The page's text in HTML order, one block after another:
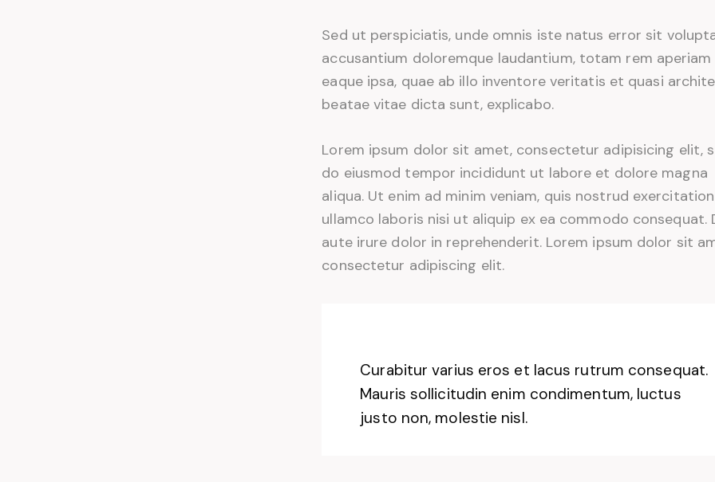
Sed ut perspiciatis, unde omnis iste natus error sit
accusantium doloremque laudantium, totam rem aperiam
eaque ipsa, quae ab illo inventore veritatis et quasi
beatae vitae dicta sunt, explicabo.
Lorem ipsum dolor sit amet, consectetur adipisicing elit,
do eiusmod tempor incididunt ut labore et dolore magna
aliqua. Ut enim ad minim veniam, quis nostrud exercitation
ullamco laboris nisi ut aliquip ex ea commodo consequat.
aute irure dolor in reprehenderit. Lorem ipsum dolor sit
consectetur adipiscing elit.
Curabitur varius eros et lacus rutrum consequat.
Mauris sollicitudin enim condimentum, luctus
justo non, molestie nisl.